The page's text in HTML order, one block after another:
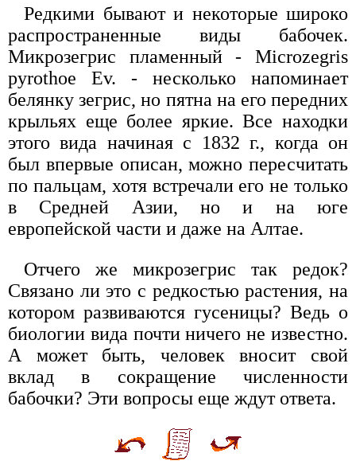
Редкими бывают и некоторые широко
распространенные виды бабочек.
Микрозегрис пламенный - Microzegris
pyrothoe Ev. - несколько напоминает
белянку зегрис, но пятна на его передних
крыльях еще более яркие. Все находки
этого вида начиная с 1832 г., когда он
был впервые описан, можно пересчитать
по пальцам, хотя встречали его не только
в Средней Азии, но и на юге
европейской части и даже на Алтае.
Отчего же микрозегрис так редок?
Связано ли это с редкостью растения, на
котором развиваются гусеницы? Ведь о
биологии вида почти ничего не известно.
А может быть, человек вносит свой
вклад в сокращение численности
бабочки? Эти вопросы еще ждут ответа.